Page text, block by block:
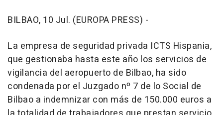
BILBAO, 10 Jul. (EUROPA PRESS) -
La empresa de seguridad privada ICTS Hispania,
que gestionaba hasta este año los servicios de
vigilancia del aeropuerto de Bilbao, ha sido
condenada por el Juzgado nº 7 de lo Social de
Bilbao a indemnizar con más de 150.000 euros a